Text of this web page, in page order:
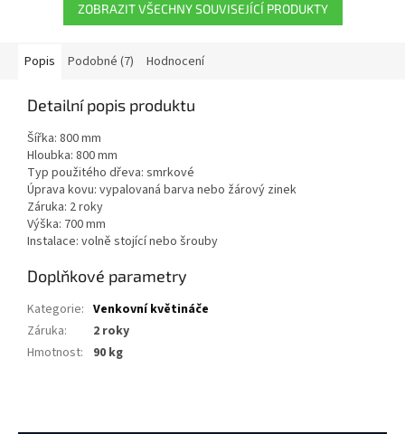
ZOBRAZIT VŠECHNY SOUVISEJÍCÍ PRODUKTY
Popis Podobné (7) Hodnocení
Detailní popis produktu
Šířka: 800 mm
Hloubka: 800 mm
Typ použitého dřeva: smrkové
Úprava kovu: vypalovaná barva nebo žárový zinek
Záruka: 2 roky
Výška: 700 mm
Instalace: volně stojící nebo šrouby
Doplňkové parametry
Kategorie: Venkovní květináče
Záruka:
2 roky
Hmotnost: 90 kg